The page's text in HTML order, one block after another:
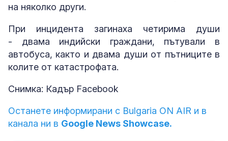
на няколко други.
При инцидента загинаха четирима души
- двама индийски граждани, пътували в
автобуса, както и двама души от пътниците в
колите от катастрофата.
Снимка: Кадър Facebook
Останете информирани с Bulgaria ON AIR и в
канала ни в Google News Showcase.